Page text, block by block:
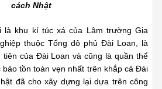
cách Nhật
là khu kí túc xá của Lâm trường Gia
thuộc Tổng đô phủ Đài Loan, là
của Đài Loan và cũng là quần thể
tồn toàn vẹn nhất trên khắp cả Đài
đã cho xây dựng lại dựa trên công